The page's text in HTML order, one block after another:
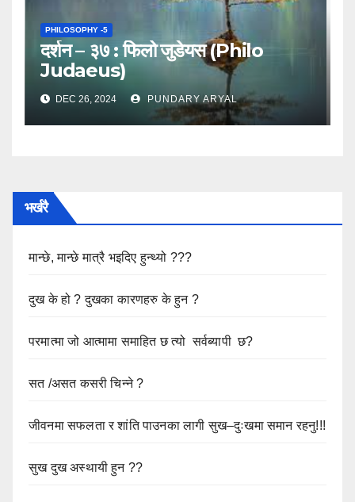
PHILOSOPHY -5
दर्शन – ३७ : फिलो जुडेयस (Philo
Judaeus)
DEC 26, 2024 PUNDARY ARYAL
भर्खरै
मान्छे, मान्छे मात्रै भइदिए हुन्थ्यो ???
दुख के हो ? दुखका कारणहरु के हुन ?
परमात्मा जो आत्मामा समाहित छ त्यो सर्वब्यापी छ?
सत /असत कसरी चिन्ने ?
जीवनमा सफलता र शांति पाउनका लागी सुख–दुःखमा समान रहनु!!!
सुख दुख अस्थायी हुन ??